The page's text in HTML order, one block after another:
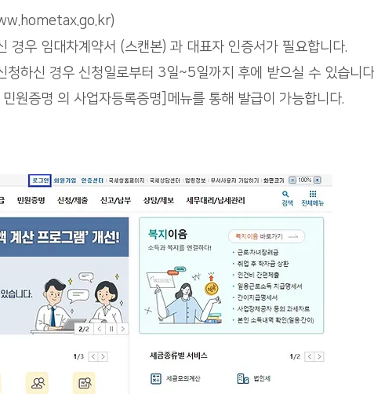
경우 임대차계약서 (스캔본) 과 대표자 인증서가 필요합니다.
청하신 경우 신청일로부터 3일~5일까지 후에 받으실 수 있습니
원증명 의 사업자등록증명]메뉴를 통해 발급이 가능합니다.